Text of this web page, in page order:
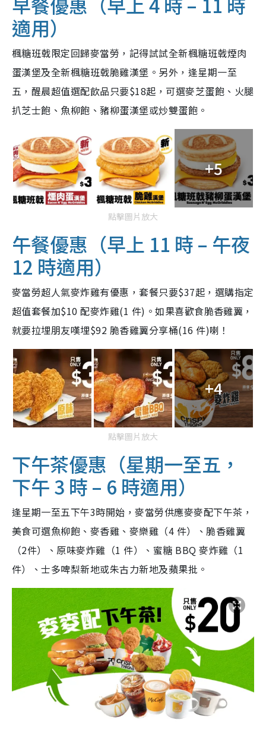
適用）
楓糖班戟限定回歸麥當勞，記得試試全新楓糖班戟煙肉
蛋漢堡及全新楓糖班戟脆雞漢堡。另外，逢星期一至
五，醒晨超值選配飲品只要$18起，可選麥芝蛋飽、火腿
扒芝士飽、魚柳飽、豬柳蛋漢堡或炒雙蛋飽。
+5
點擊圖片放大
午餐優惠（早上 11 時 – 午夜
12 時適用）
麥當勞超人氣麥炸雞有優惠，套餐只要$37起，選購指定
超值套餐加$10 配麥炸雞(1 件)。如果喜歡食脆香雞翼，
就要拉埋朋友嘆埋$92 脆香雞翼分享桶(16 件)喇！
+4
點擊圖片放大
下午茶優惠（星期一至五，
下午 3 時 – 6 時適用）
逢星期一至五下午3時開始，麥當勞供應麥麥配下午茶，
美食可選魚柳飽、麥香雞、麥樂雞（4 件）、脆香雞翼
（2件）、原味麥炸雞（1 件）、蜜糖 BBQ 麥炸雞（1
件）、士多啤梨新地或朱古力新地及蘋果批。